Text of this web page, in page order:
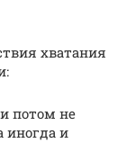
хватания
потом не
иногда и